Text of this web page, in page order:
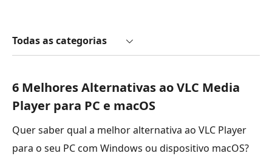
Todas as categorias
6 Melhores Alternativas ao VLC Media
Player para PC e macOS
Quer saber qual a melhor alternativa ao VLC Player
para o seu PC com Windows ou dispositivo macOS?